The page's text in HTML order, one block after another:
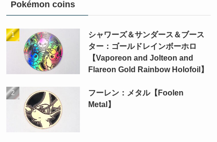
Pokémon coins
シャワーズ＆サンダース＆ブース
ター：ゴールドレインボーホロ
【Vaporeon and Jolteon and
Flareon Gold Rainbow Holofoil】
フーレン：メタル【Foolen
Metal】